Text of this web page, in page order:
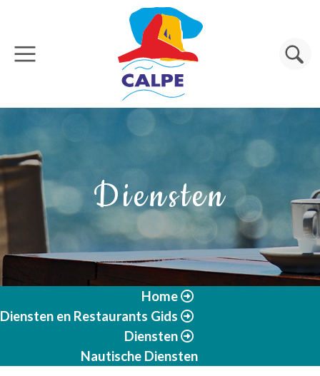
Overslaan en naar de inhoud gaan
Zoeken
Diensten
Home
Diensten en Restaurants Gids
Diensten
Nautische Diensten